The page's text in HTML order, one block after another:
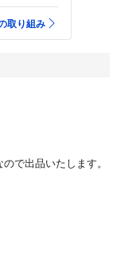
取り組み
で出品いたします。